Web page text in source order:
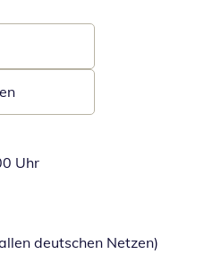
Uhr
deutschen Netzen)